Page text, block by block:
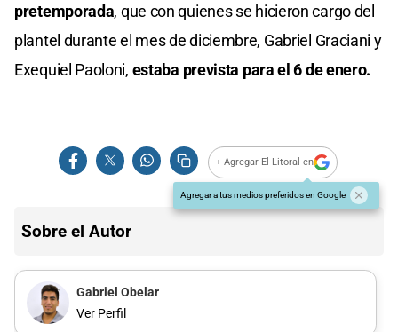
pretemporada, que con quienes se hicieron cargo del
plantel durante el mes de diciembre, Gabriel Graciani y
Exequiel Paoloni, estaba prevista para el 6 de enero.
+ Agregar El Litoral en
Agregar a tus medios preferidos en Google
Sobre el Autor
Gabriel Obelar
Ver Perfil